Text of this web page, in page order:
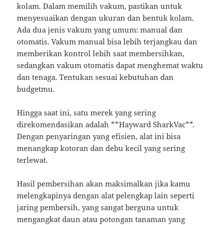
kolam. Dalam memilih vakum, pastikan untuk
menyesuaikan dengan ukuran dan bentuk kolam.
Ada dua jenis vakum yang umum: manual dan
otomatis. Vakum manual bisa lebih terjangkau dan
memberikan kontrol lebih saat membersihkan,
sedangkan vakum otomatis dapat menghemat waktu
dan tenaga. Tentukan sesuai kebutuhan dan
budgetmu.
Hingga saat ini, satu merek yang sering
direkomendasikan adalah **Hayward SharkVac**.
Dengan penyaringan yang efisien, alat ini bisa
menangkap kotoran dan debu kecil yang sering
terlewat.
Hasil pembersihan akan maksimalkan jika kamu
melengkapinya dengan alat pelengkap lain seperti
jaring pembersih, yang sangat berguna untuk
mengangkat daun atau potongan tanaman yang